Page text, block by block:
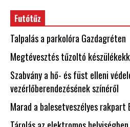
Futótűz
Talpalás a parkolóra Gazdagréten
Megtévesztés tűzoltó
Szabvány a hő- és füst elleni
vezérlőberendezésének színéről
Marad a balesetveszélyes rakpart